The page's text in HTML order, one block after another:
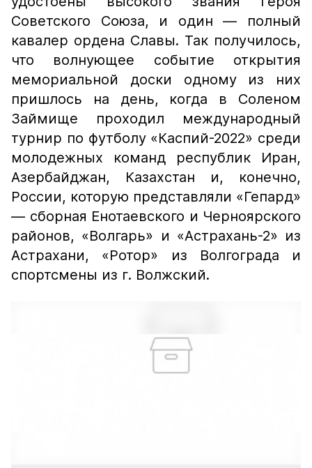
Советского Союза, и один — полный
кавалер ордена Славы. Так получилось,
что волнующее событие открытия
мемориальной доски одному из них
пришлось на день, когда в Соленом
Займище проходил международный
турнир по футболу «Каспий-2022» среди
молодежных команд республик Иран,
Азербайджан, Казахстан и, конечно,
России, которую представляли «Гепард»
— сборная Енотаевского и Черноярского
районов, «Волгарь» и «Астрахань-2» из
Астрахани, «Ротор» из Волгограда и
спортсмены из г. Волжский.